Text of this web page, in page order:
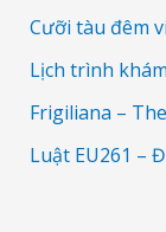
Cưỡi tàu đêm
Lịch trình
Frigiliana –
Luật EU261 –